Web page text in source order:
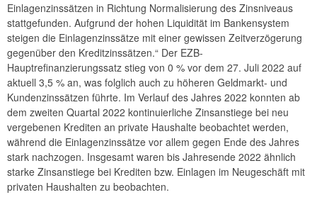
Einlagenzinssätzen in Richtung Normalisierung des Zinsniveaus
stattgefunden. Aufgrund der hohen Liquidität im Bankensystem
steigen die Einlagenzinssätze mit einer gewissen Zeitverzögerung
gegenüber den Kreditzinssätzen.“ Der EZB-
Hauptrefinanzierungssatz stieg von 0 % vor dem 27. Juli 2022 auf
aktuell 3,5 % an, was folglich auch zu höheren Geldmarkt- und
Kundenzinssätzen führte. Im Verlauf des Jahres 2022 konnten ab
dem zweiten Quartal 2022 kontinuierliche Zinsanstiege bei neu
vergebenen Krediten an private Haushalte beobachtet werden,
während die Einlagenzinssätze vor allem gegen Ende des Jahres
stark nachzogen. Insgesamt waren bis Jahresende 2022 ähnlich
starke Zinsanstiege bei Krediten bzw. Einlagen im Neugeschäft mit
privaten Haushalten zu beobachten.